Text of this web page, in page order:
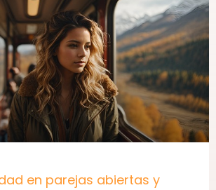
en parejas abiertas y